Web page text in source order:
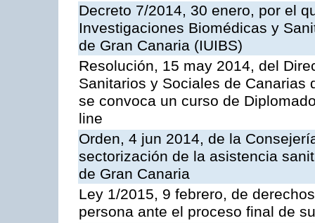
Decreto 7/2014, 30 enero, por el
Investigaciones Biomédicas y
de Gran Canaria (IUIBS)
Resolución, 15 may 2014, del
Sanitarios y Sociales de Canarias
se convoca un curso de
line
Orden, 4 jun 2014, de la
sectorización de la asistencia
de Gran Canaria
Ley 1/2015, 9 febrero, de
persona ante el proceso final de